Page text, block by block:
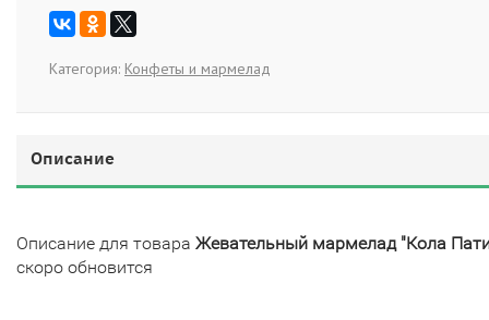
Категория: Конфеты и мармелад
Описание
Описание для товара Жевательный мармелад "Кола
скоро обновится